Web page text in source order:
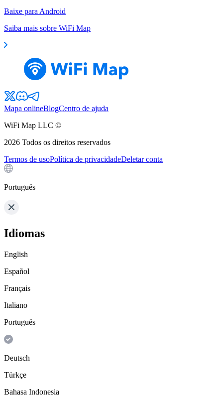
Baixe para Android
Saiba mais sobre WiFi Map
Mapa onlineBlogCentro de ajuda
WiFi Map LLC ©
2026 Todos os direitos reservados
Termos de usoPolítica de privacidadeDeletar conta
Português
Idiomas
English
Español
Français
Italiano
Português
Deutsch
Türkçe
Bahasa Indonesia